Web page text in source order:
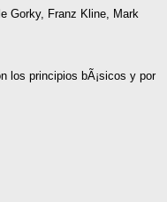
Gorky, Franz Kline, Mark
los principios bÃ¡sicos y por